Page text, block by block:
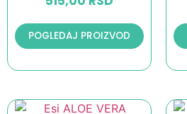
POGLEDAJ PROIZVOD